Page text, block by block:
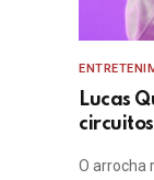
Lucas
O arrocha